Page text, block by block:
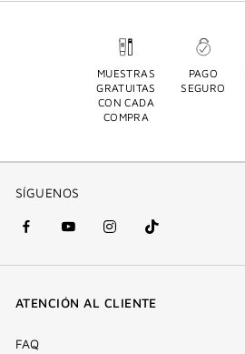
MUESTRAS
GRATUITAS
CON CADA
COMPRA
PAGO
SEGURO
SÍGUENOS
Facebook
(nueva
YouTube
(nueva
Instagram
(nueva
Tik
Tok
ventana)
ATENCIÓN AL CLIENTE
FAQ